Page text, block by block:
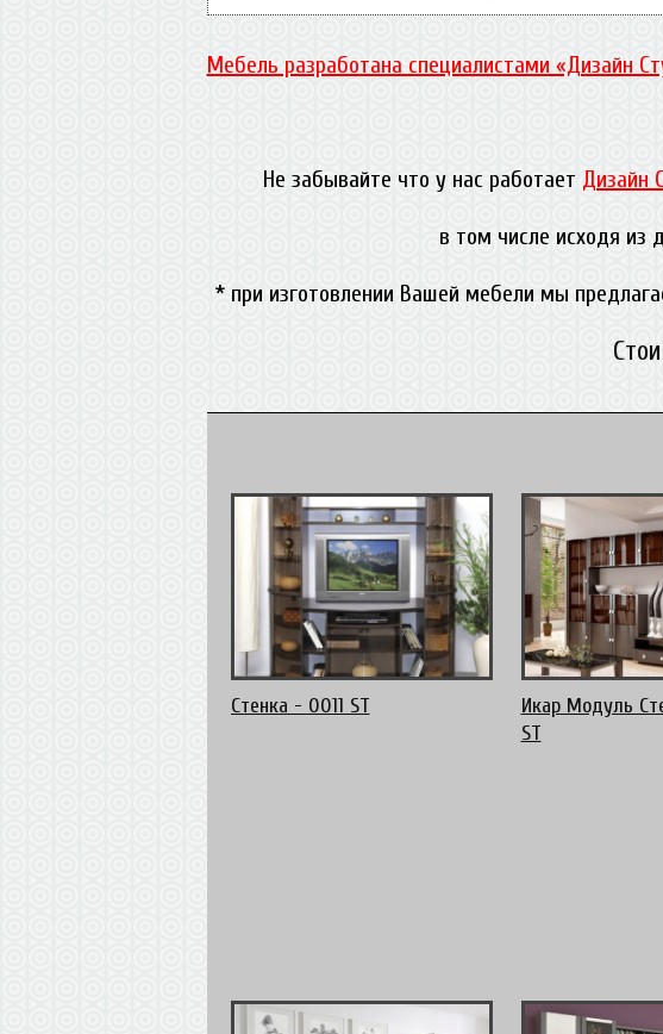
Мебель разработана специалистами «Дизайн
Не забывайте что у нас работает Дизайн
в том числе исходя
* при изготовлении Вашей мебели мы
Стенка - 0011 ST
Икар Модуль
ST